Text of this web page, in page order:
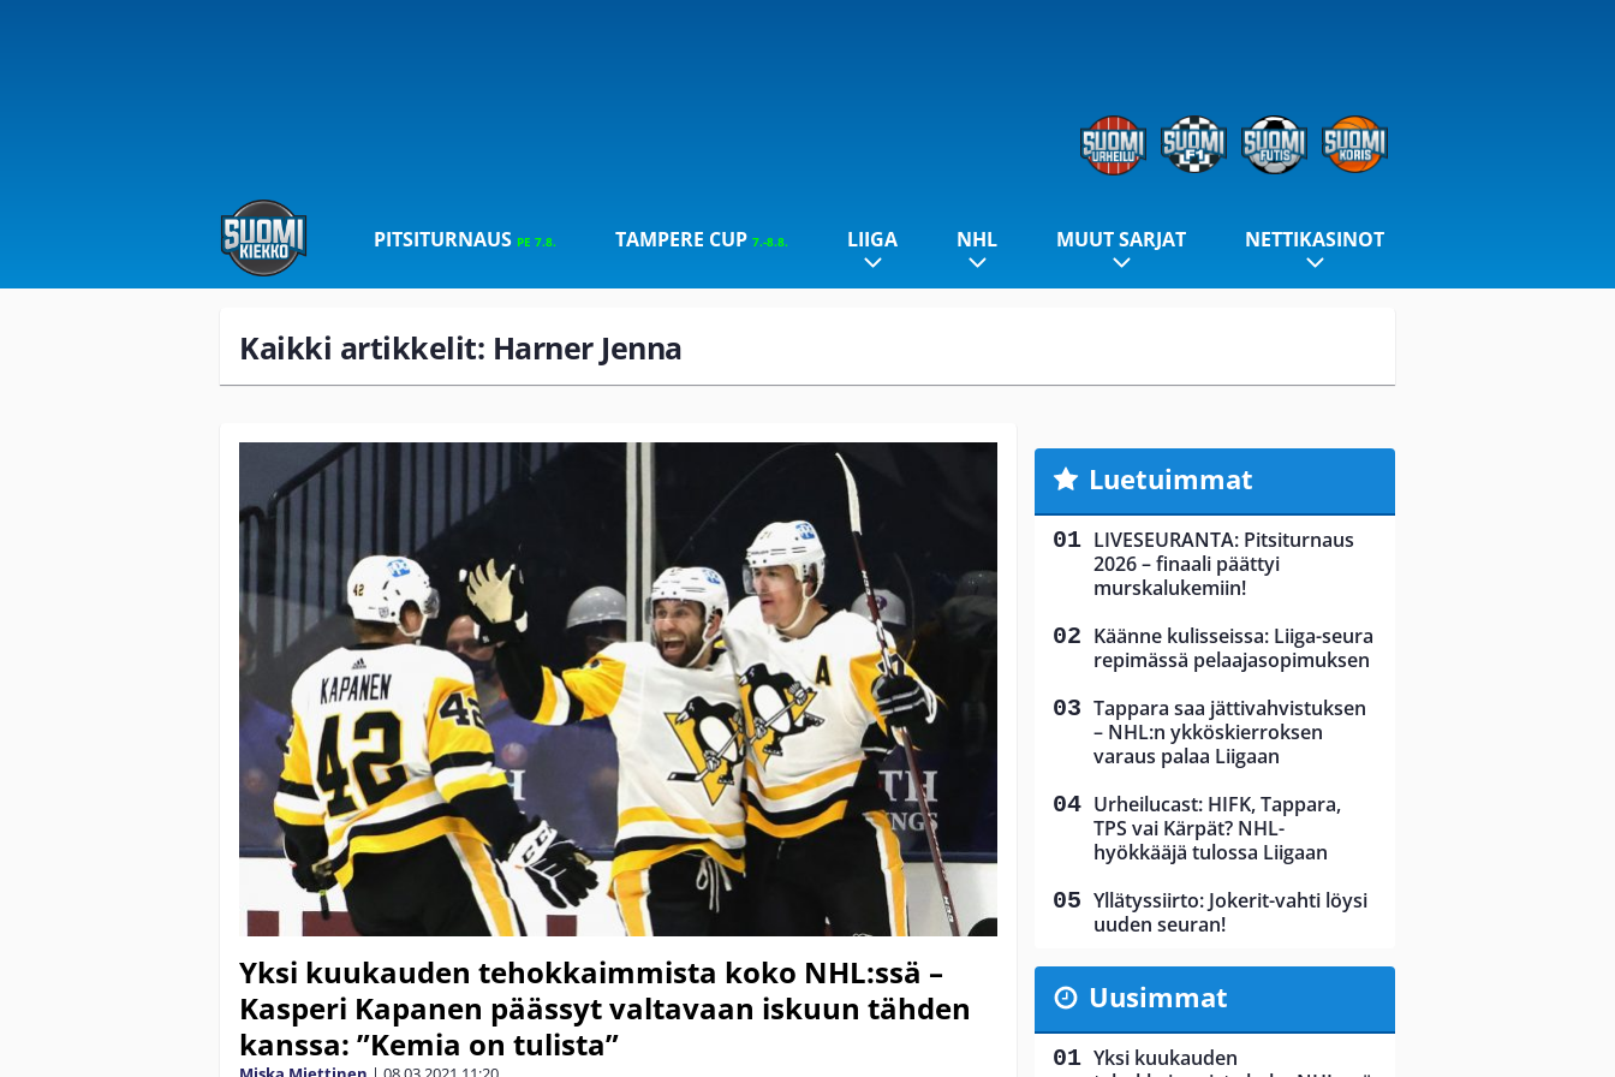
PITSITURNAUS PE 7.8. TAMPERE CUP 7.-8.8. LIIGA NHL MUUT SARJAT NETTIKASINOT
Kaikki artikkelit: Harner Jenna
Yksi kuukauden tehokkaimmista koko NHL:ssä –
Kasperi Kapanen päässyt valtavaan iskuun tähden
kanssa: ”Kemia on tulista”
Luetuimmat
LIVESEURANTA: Pitsiturnaus
2026 – finaali päättyi
murskalukemiin!
Käänne kulisseissa: Liiga-seura
repimässä pelaajasopimuksen
Tappara saa jättivahvistuksen
– NHL:n ykköskierroksen
varaus palaa Liigaan
Urheilucast: HIFK, Tappara,
TPS vai Kärpät? NHL-
hyökkääjä tulossa Liigaan
Yllätyssiirto: Jokerit-vahti löysi
uuden seuran!
Uusimmat
Yksi kuukauden